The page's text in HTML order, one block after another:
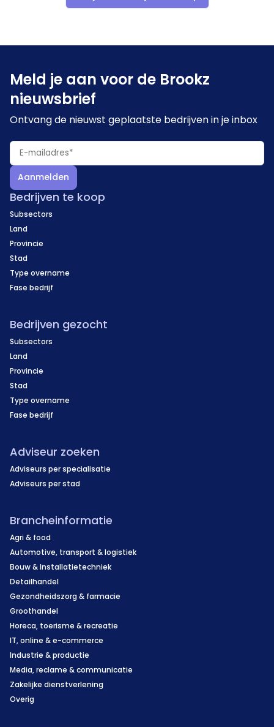
Meld je aan voor de Brookz
nieuwsbrief
Ontvang de nieuwst geplaatste bedrijven in je inbox
Aanmelden
Bedrijven te koop
Subsectors
Land
Provincie
Stad
Type overname
Fase bedrijf
Bedrijven gezocht
Subsectors
Land
Provincie
Stad
Type overname
Fase bedrijf
Adviseur zoeken
Adviseurs per specialisatie
Adviseurs per stad
Brancheinformatie
Agri & food
Automotive, transport & logistiek
Bouw & Installatietechniek
Detailhandel
Gezondheidszorg & farmacie
Groothandel
Horeca, toerisme & recreatie
IT, online & e-commerce
Industrie & productie
Media, reclame & communicatie
Zakelijke dienstverlening
Overig